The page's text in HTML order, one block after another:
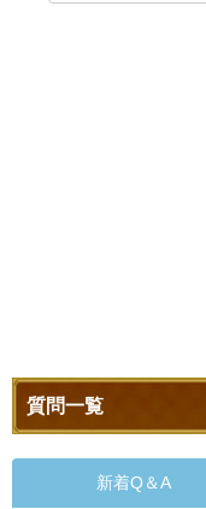
質問一覧
新着Q＆A